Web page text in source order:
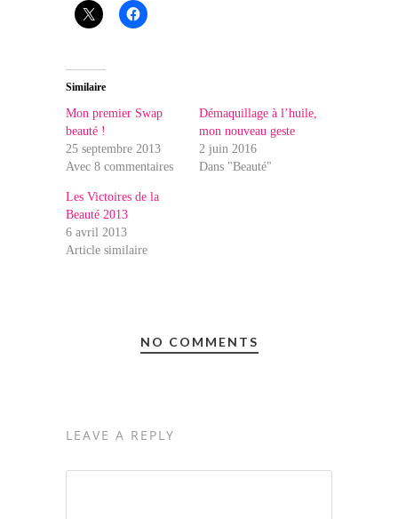
Similaire
Mon premier Swap
beauté !
25 septembre 2013
Avec 8 commentaires
Démaquillage à l’huile,
mon nouveau geste
2 juin 2016
Dans "Beauté"
Les Victoires de la
Beauté 2013
6 avril 2013
Article similaire
NO COMMENTS
LEAVE A REPLY